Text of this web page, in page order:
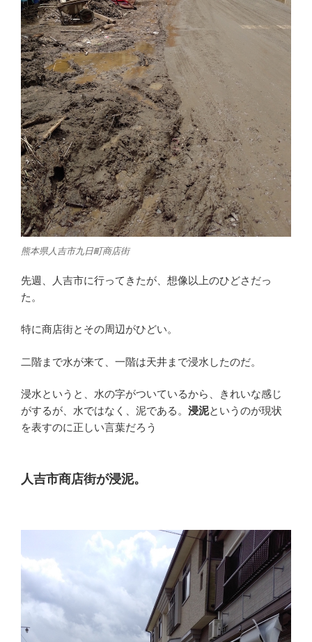
熊本県人吉市九日町商店街
先週、人吉市に行ってきたが、想像以上のひどさだっ
た。
特に商店街とその周辺がひどい。
二階まで水が来て、一階は天井まで浸水したのだ。
浸水というと、水の字がついているから、きれいな感じ
がするが、水ではなく、泥である。 浸泥というのが現状
を表すのに正しい言葉だろう
人吉市商店街が浸泥。